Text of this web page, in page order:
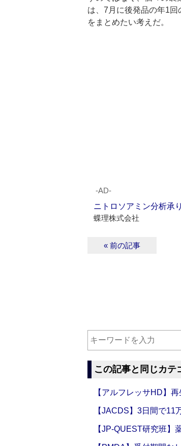
は、7月に後発品の年1
をまとめたい考えだ。
‐AD‐
ニトロソアミン分析承
蝶理株式会社
« 前の記事
この記事と同じカテ
【アルフレッサHD】
【JACDS】3日間で11
【JP-QUEST研究班】